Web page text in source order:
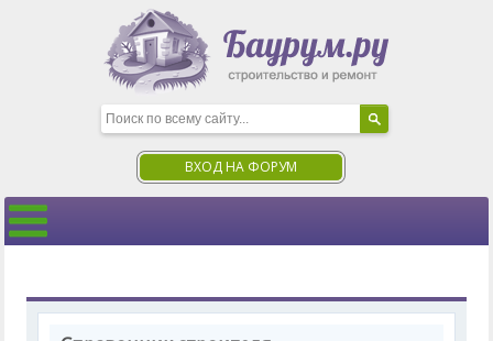
ВХОД НА ФОРУМ